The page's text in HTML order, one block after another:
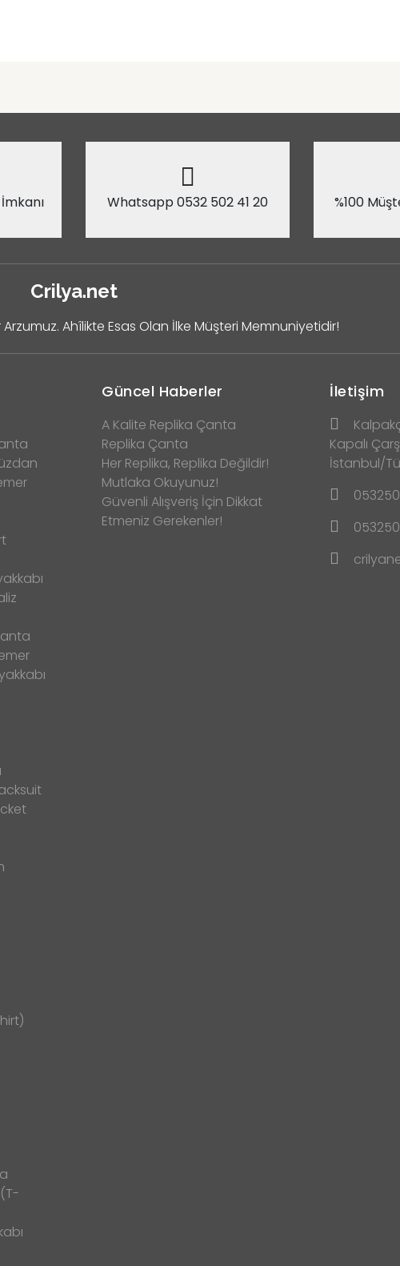
Whatsapp 0532 502 41 20 %100
Crilya.net
Ahîlikte Esas Olan İlke Müşteri Memnuniyetidir!
Güncel Haberler
A Kalite Replika Çanta
Replika Çanta
Her Replika, Replika Değildir!
Mutlaka Okuyunuz!
Güvenli Alışveriş İçin Dikkat
Etmeniz Gerekenler!
İletişim
Kapalı
İstanbul/